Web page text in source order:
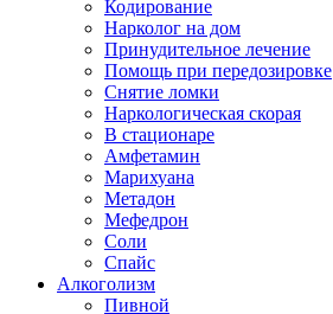
Кодирование
Нарколог на дом
Принудительное лечение
Помощь при передозировке
Снятие ломки
Наркологическая скорая
В стационаре
Амфетамин
Марихуана
Метадон
Мефедрон
Соли
Спайс
Алкоголизм
Пивной